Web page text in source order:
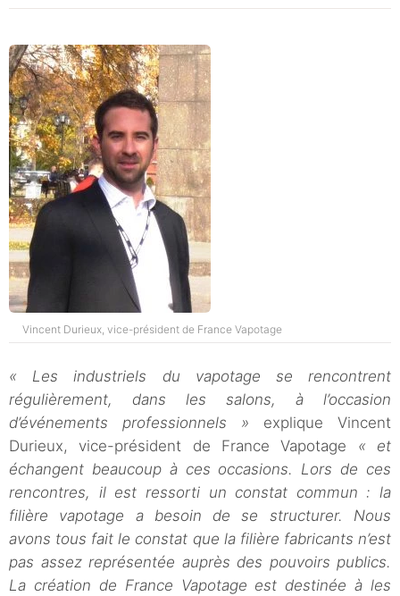
Vincent Durieux, vice-président de France Vapotage
« Les industriels du vapotage se rencontrent
régulièrement, dans les salons, à l’occasion
d’événements professionnels » explique Vincent
Durieux, vice-président de France Vapotage « et
échangent beaucoup à ces occasions. Lors de ces
rencontres, il est ressorti un constat commun : la
filière vapotage a besoin de se structurer. Nous
avons tous fait le constat que la filière fabricants n’est
pas assez représentée auprès des pouvoirs publics.
La création de France Vapotage est destinée à les